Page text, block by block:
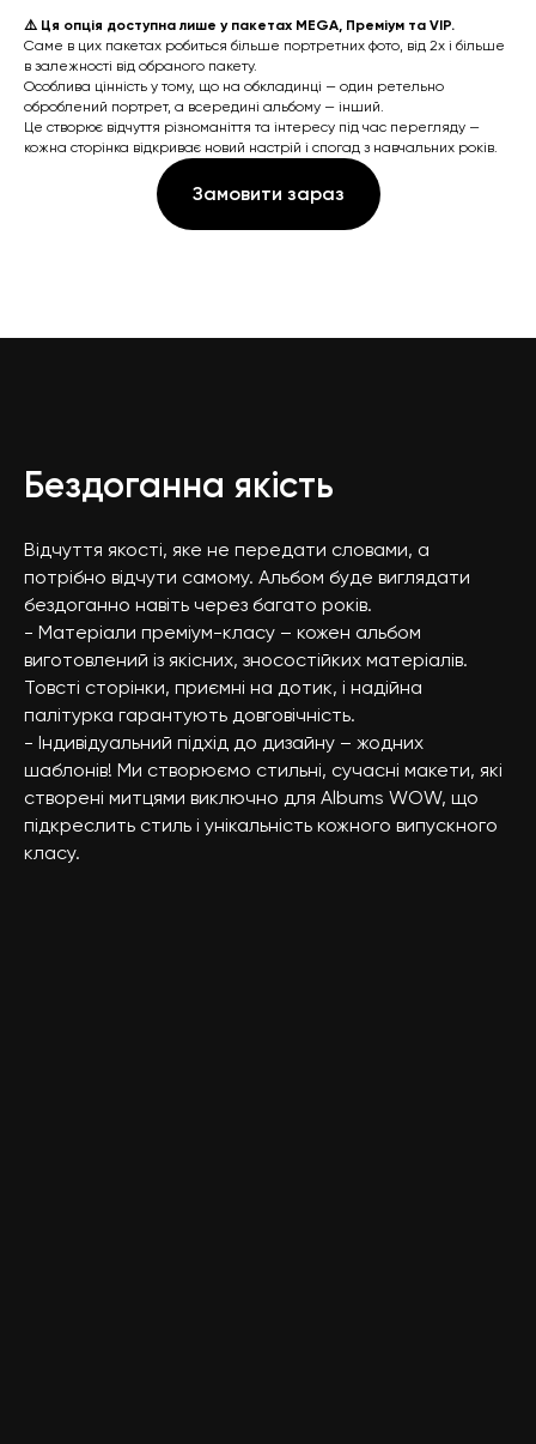
⚠️ Ця опція доступна лише у пакетах MEGA, Преміум та VIP.
Саме в цих пакетах робиться більше портретних фото, від 2х і більше
в залежності від обраного пакету.
Особлива цінність у тому, що на обкладинці — один ретельно
оброблений портрет, а всередині альбому — інший.
Це створює відчуття різноманіття та інтересу під час перегляду —
кожна сторінка відкриває новий настрій і спогад з навчальних років.
Замовити зараз
Бездоганна якість
Відчуття якості, яке не передати словами, а
потрібно відчути самому. Альбом буде виглядати
бездоганно навіть через багато років.
- Матеріали преміум-класу – кожен альбом
виготовлений із якісних, зносостійких матеріалів.
Товсті сторінки, приємні на дотик, і надійна
палітурка гарантують довговічність.
- Індивідуальний підхід до дизайну – жодних
шаблонів! Ми створюємо стильні, сучасні макети, які
створені митцями виключно для Albums WOW, що
підкреслить стиль і унікальність кожного випускного
класу.